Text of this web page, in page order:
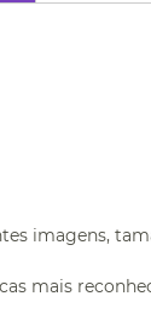
imagens,
mais